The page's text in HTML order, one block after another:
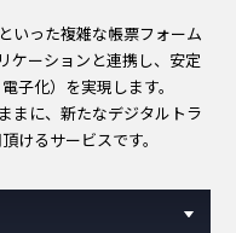
いった複雑な帳票フォーム
ケーションと連携し、安定
子化）を実現します。
まに、新たなデジタルトラ
けるサービスです。